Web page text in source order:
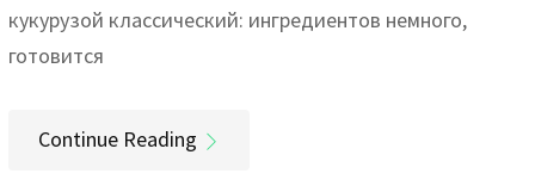
кукурузой классический: ингредиентов немного,
готовится
Continue Reading